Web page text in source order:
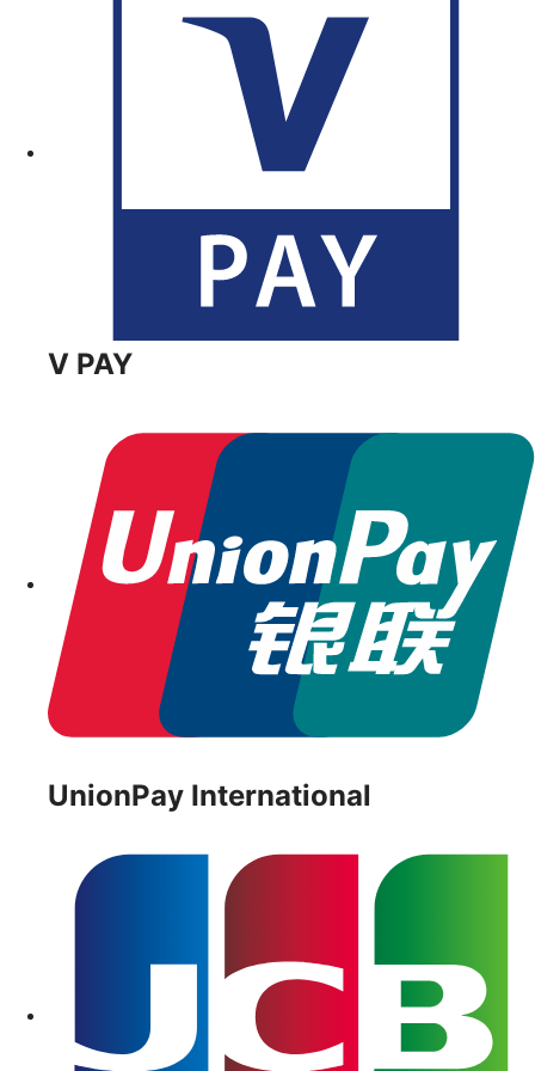
V PAY
UnionPay International